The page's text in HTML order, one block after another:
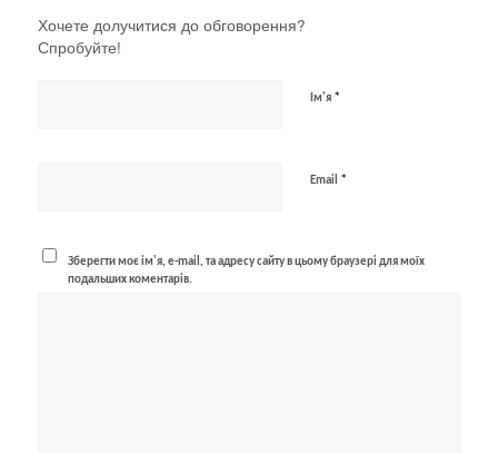
Хочете долучитися до обговорення?
Спробуйте!
Ім'я *
Email *
Зберегти моє ім'я, e-mail, та адресу сайту в цьому браузері для моїх
подальших коментарів.